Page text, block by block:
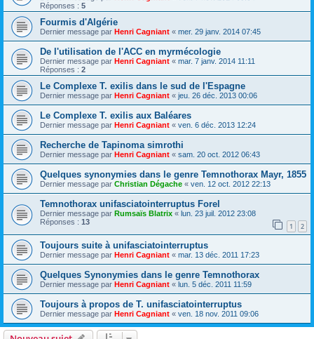
Réponses : 5
Fourmis d'Algérie
Dernier message par Henri Cagniant « mer. 29 janv. 2014 07:45
De l'utilisation de l'ACC en myrmécologie
Dernier message par Henri Cagniant « mar. 7 janv. 2014 11:11
Réponses : 2
Le Complexe T. exilis dans le sud de l'Espagne
Dernier message par Henri Cagniant « jeu. 26 déc. 2013 00:06
Le Complexe T. exilis aux Baléares
Dernier message par Henri Cagniant « ven. 6 déc. 2013 12:24
Recherche de Tapinoma simrothi
Dernier message par Henri Cagniant « sam. 20 oct. 2012 06:43
Quelques synonymies dans le genre Temnothorax Mayr, 1855
Dernier message par Christian Dégache « ven. 12 oct. 2012 22:13
Temnothorax unifasciatointerruptus Forel
Dernier message par Rumsaïs Blatrix « lun. 23 juil. 2012 23:08
Réponses : 13 1 2
Toujours suite à unifasciatointerruptus
Dernier message par Henri Cagniant « mar. 13 déc. 2011 17:23
Quelques Synonymies dans le genre Temnothorax
Dernier message par Henri Cagniant « lun. 5 déc. 2011 11:59
Toujours à propos de T. unifasciatointerruptus
Dernier message par Henri Cagniant « ven. 18 nov. 2011 09:06